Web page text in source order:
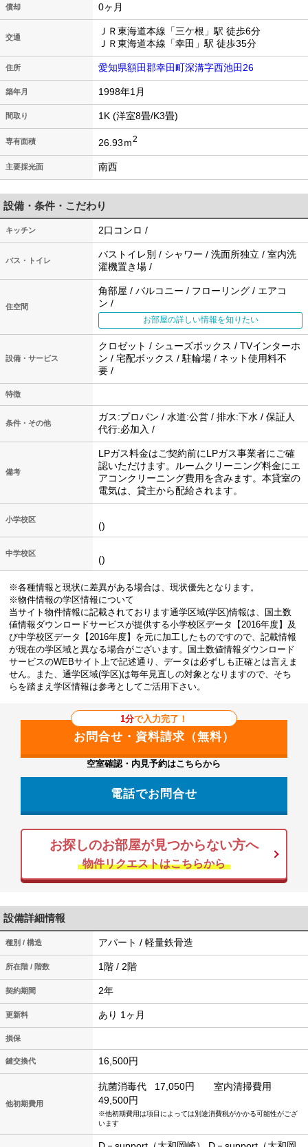
償却 0ヶ月
交通
ＪＲ東海道本線「三ケ根」駅 徒歩6分
ＪＲ東海道本線「幸田」駅 徒歩35分
住所 愛知県額田郡幸田町深溝字西池田26
築年月 1998年1月
間取り 1K (洋室8畳/K3畳)
専有面積 26.93ｍ2
主要採光面 南西
設備・条件・こだわり
キッチン 2口コンロ /
バス・トイレ
バストイレ別 / シャワー / 洗面所独立 / 室内洗
濯機置き場 /
住空間
角部屋 / バルコニー / フローリング / エアコ
ン /
お部屋の詳しい情報を知りたい
設備・サービス
クロゼット / シューズボックス / TVインターホ
ン / 宅配ボックス / 駐輪場 / ネット使用料不
要 /
特徴
条件・その他
ガス:プロパン / 水道:公営 / 排水:下水 / 保証人
代行:必加入 /
備考
LPガス料金はご契約前にLPガス事業者にご確
認いただけます。ルームクリーニング料金にエ
アコンクリーニング費用を含みます。本貸室の
電気は、貸主から配給されます。
小学校区
()
中学校区
()
※各種情報と現状に差異がある場合は、現状優先となります。
※物件情報の学区情報について
当サイト物件情報に記載されております通学区域(学区)情報は、国土数
値情報ダウンロードサービスが提供する小学校区データ【2016年度】及
び中学校区データ【2016年度】を元に加工したものですので、記載情報
が現在の学区域と異なる場合がございます。国土数値情報ダウンロード
サービスのWEBサイト上で記述通り、データは必ずしも正確とは言えま
せん。また、通学区域(学区)は毎年見直しの対象となりますので、そち
らを踏まえ学区情報は参考としてご活用下さい。
1分で入力完了！
空室確認・内見予約はこちらから
電話でお問合せ
お探しのお部屋が見つからない方へ
物件リクエストはこちらから
設備詳細情報
種別 / 構造 アパート / 軽量鉄骨造
所在階 / 階数 1階 / 2階
契約期間 2年
更新料 あり 1ヶ月
損保
鍵交換代 16,500円
他初期費用
抗菌消毒代 17,050円
室内清掃費用
49,500円
※他初期費用は項目によっては別途消費税がかかる可能性がござ
います